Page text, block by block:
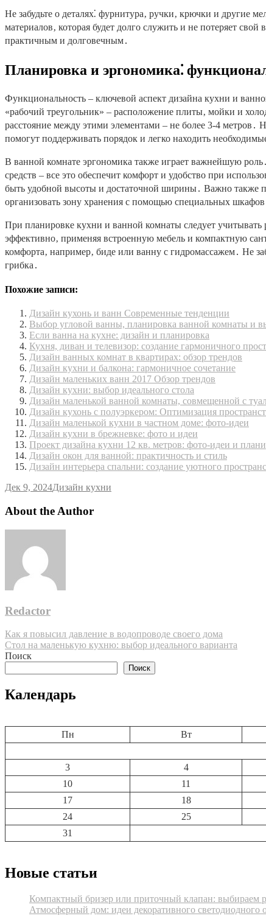
Не забудьте о деталях⁚ фурнитура‚ ручки‚ крючки и
материалов‚ которая будет долго служить и не потеряет
практичным и долговечным․
Планировка и эргономика⁚
Функциональность – ключевой аспект дизайна кухни и
«рабочий треугольник» – расположение плиты‚ мойки и
расстояние между этими элементами – не более 3-4
помогут поддерживать порядок и легко находить
В ванной комнате эргономика также играет важнейшую
средств – все это обеспечит комфорт и удобство при
быть удобной высоты и достаточной ширины․ Важно также
организовать зону хранения с помощью специальных шкафов
При планировке кухни и ванной комнаты следует
эффективно‚ применяя встроенную мебель и компактную
комфорта‚ например‚ биде или ванну с гидромассажем․ Не
грибка․
Похожие записи:
Дизайн кухонь и ванн Современные тенденции
Выбор угловой ванны, планировка ванной комнаты и
Если ванна на кухне: дизайн и планировка
Кухня, диван и телевизор: создание гармоничного
Дизайн ванных комнат в квартирах: обзор трендов
Дизайн кухни и балкона: гармоничное сочетание
Дизайн маленьких ванн 2017 Обзор трендов
Дизайн кухни: выбор идеального стола
Дизайн маленькой ванной комнаты, совмещенной с
Дизайн кухонь с полуэркером: Оптимизация
Дизайн маленькой кухни в частном доме: фото-идеи
Дизайн кухни в брежневке: фото и идеи
Проект дизайна кухни 12 кв. метров: фото-идеи и
Дизайн окон для ванной: практичность и стиль
Дизайн интерьера спальни: создание уютного
Дек 9, 2024Дизайн кухни
About the Author
Redactor
Навигация
по
Как я повысил давление в водопроводе своего дома
Стол на маленькую кухню: выбор идеального варианта
Поиск
Поиск
Календарь
Пн
Вт
3
4
10
11
17
18
24
25
31
Новые статьи
Компактный бризер или приточный клапан: выбираем
Атмосферный дом: идеи декоративного светодиодного